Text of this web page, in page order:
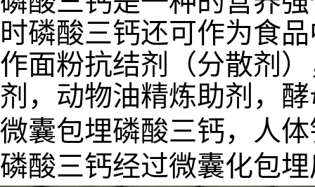
时磷酸三钙还可作为食
作面粉抗结剂（分散剂
剂，动物油精炼助剂，
微囊包埋磷酸三钙，人
磷酸三钙经过微囊化包